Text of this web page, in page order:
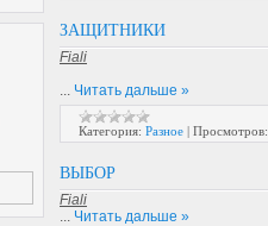
ЗАЩИТНИКИ
Fiali
Читать дальше »
Категория: Разное | Просмотров:
ВЫБОР
Fiali
Читать дальше »